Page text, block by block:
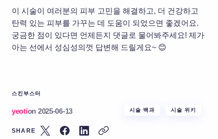
이 시술이 여러분의 피부 고민을 해결하고, 더 건강하고
탄력 있는 피부를 가꾸는 데 도움이 되었으면 좋겠어요.
궁금한 점이 있다면 언제든지 댓글로 물어봐주세요! 제가
아는 선에서 성심성의껏 답변해 드릴게요~ 😊
스킨부스터
yeotion 2025-06-13 시술 백과 시술 위키
SHARE